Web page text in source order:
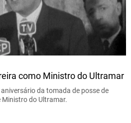
como Ministro do Ultramar
da tomada de posse de
do Ultramar.